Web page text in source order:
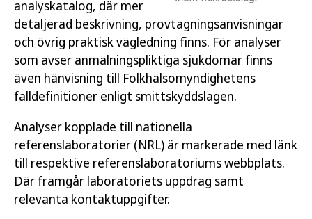
analyskatalog, där mer
detaljerad beskrivning, provtagningsanvisningar
och övrig praktisk vägledning finns. För analyser
som avser anmälningspliktiga sjukdomar finns
även hänvisning till Folkhälsomyndighetens
falldefinitioner enligt smittskyddslagen.
Analyser kopplade till nationella
referenslaboratorier (NRL) är markerade med länk
till respektive referenslaboratoriums webbplats.
Där framgår laboratoriets uppdrag samt
relevanta kontaktuppgifter.